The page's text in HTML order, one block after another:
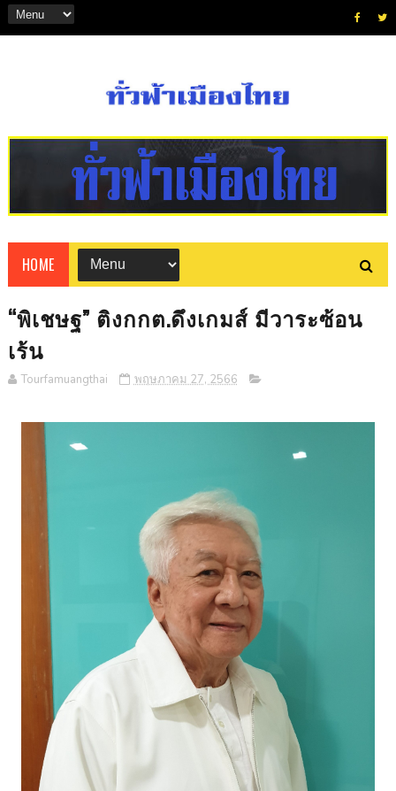
HOME
“พิเชษฐ” ติงกกต.ดึงเกมส์ มีวาระซ้อน
เร้น
Tourfamuangthai พฤษภาคม 27, 2566